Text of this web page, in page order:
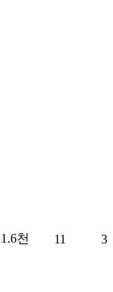
1.6천 11 3